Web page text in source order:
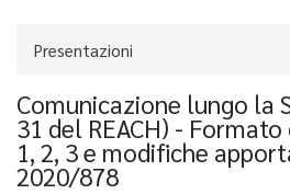
Presentazioni
Comunicazione lungo la
31 del REACH) -
1, 2, 3 e modifiche
2020/878